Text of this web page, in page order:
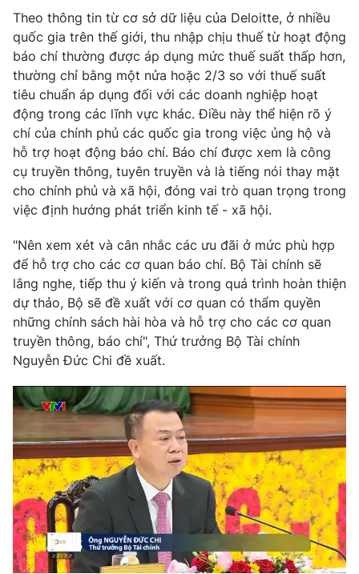
Theo thông tin từ cơ sở dữ liệu của Deloitte, ở nhiều
quốc gia trên thế giới, thu nhập chịu thuế từ hoạt động
báo chí thường được áp dụng mức thuế suất thấp hơn,
thường chỉ bằng một nửa hoặc 2/3 so với thuế suất
tiêu chuẩn áp dụng đối với các doanh nghiệp hoạt
động trong các lĩnh vực khác. Điều này thể hiện rõ ý
chí của chính phủ các quốc gia trong việc ủng hộ và
hỗ trợ hoạt động báo chí. Báo chí được xem là công
cụ truyền thông, tuyên truyền và là tiếng nói thay mặt
cho chính phủ và xã hội, đóng vai trò quan trọng trong
việc định hướng phát triển kinh tế - xã hội.
"Nên xem xét và cân nhắc các ưu đãi ở mức phù hợp
để hỗ trợ cho các cơ quan báo chí. Bộ Tài chính sẽ
lắng nghe, tiếp thu ý kiến và trong quá trình hoàn thiện
dự thảo, Bộ sẽ đề xuất với cơ quan có thẩm quyền
những chính sách hài hòa và hỗ trợ cho các cơ quan
truyền thông, báo chí", Thứ trưởng Bộ Tài chính
Nguyễn Đức Chi đề xuất.